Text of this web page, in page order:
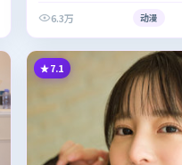
6.3万
动漫
7.1